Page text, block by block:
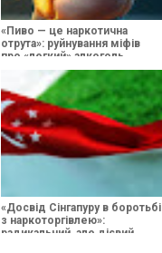
«Пиво — це наркотична
отрута»: руйнування міфів
про «легкий» алкоголь
«Досвід Сінгапуру в боротьбі
з наркоторгівлею»:
радикальний, але дієвий